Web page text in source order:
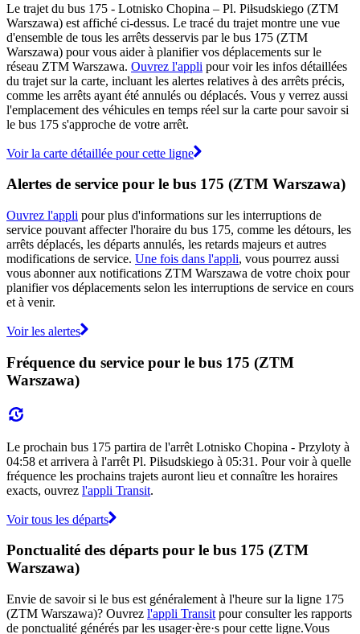
Le trajet du bus 175 - Lotnisko Chopina – Pl. Piłsudskiego (ZTM
Warszawa) est affiché ci-dessus. Le tracé du trajet montre une vue
d'ensemble de tous les arrêts desservis par le bus 175 (ZTM
Warszawa) pour vous aider à planifier vos déplacements sur le
réseau ZTM Warszawa. Ouvrez l'appli pour voir les infos détaillées
du trajet sur la carte, incluant les alertes relatives à des arrêts précis,
comme les arrêts ayant été annulés ou déplacés. Vous y verrez aussi
l'emplacement des véhicules en temps réel sur la carte pour savoir si
le bus 175 s'approche de votre arrêt.
Voir la carte détaillée pour cette ligne
Alertes de service pour le bus 175 (ZTM Warszawa)
Ouvrez l'appli pour plus d'informations sur les interruptions de
service pouvant affecter l'horaire du bus 175, comme les détours, les
arrêts déplacés, les départs annulés, les retards majeurs et autres
modifications de service. Une fois dans l'appli, vous pourrez aussi
vous abonner aux notifications ZTM Warszawa de votre choix pour
planifier vos déplacements selon les interruptions de service en cours
et à venir.
Voir les alertes
Fréquence du service pour le bus 175 (ZTM
Warszawa)
Le prochain bus 175 partira de l'arrêt Lotnisko Chopina - Przyloty à
04:58 et arrivera à l'arrêt Pl. Piłsudskiego à 05:31. Pour voir à quelle
fréquence les prochains trajets auront lieu et connaître les horaires
exacts, ouvrez l'appli Transit.
Voir tous les départs
Ponctualité des départs pour le bus 175 (ZTM
Warszawa)
Envie de savoir si le bus est généralement à l'heure sur la ligne 175
(ZTM Warszawa)? Ouvrez l'appli Transit pour consulter les rapports
de ponctualité générés par les usager·ère·s pour cette ligne.Vous